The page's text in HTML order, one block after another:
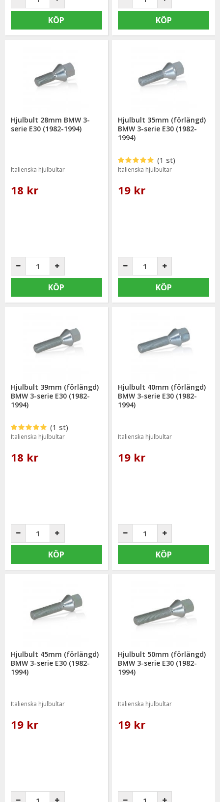
KÖP KÖP
Hjulbult 28mm BMW 3-
serie E30 (1982-1994)
Italienska hjulbultar
18 kr
KÖP
Hjulbult 35mm (förlängd)
BMW 3-serie E30 (1982-
1994)
(1 st)
Italienska hjulbultar
19 kr
KÖP
Hjulbult 39mm (förlängd)
BMW 3-serie E30 (1982-
1994)
(1 st)
Italienska hjulbultar
18 kr
KÖP
Hjulbult 40mm (förlängd)
BMW 3-serie E30 (1982-
1994)
Italienska hjulbultar
19 kr
KÖP
Hjulbult 45mm (förlängd)
BMW 3-serie E30 (1982-
1994)
Italienska hjulbultar
19 kr
Hjulbult 50mm (förlängd)
BMW 3-serie E30 (1982-
1994)
Italienska hjulbultar
19 kr